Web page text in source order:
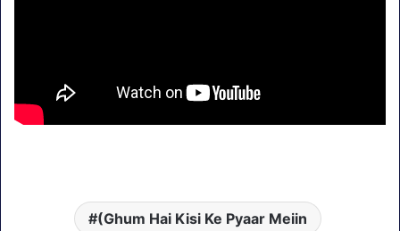
(Ghum Hai Kisi Ke Pyaar Meiin